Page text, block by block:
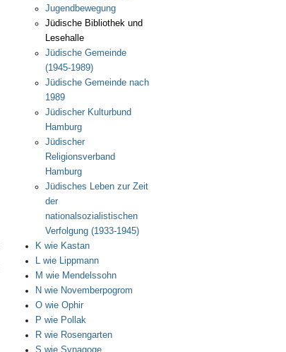
Jugendbewegung
Jüdische Bibliothek und
Lesehalle
Jüdische Gemeinde
(1945-1989)
Jüdische Gemeinde nach
1989
Jüdischer Kulturbund
Hamburg
Jüdischer
Religionsverband
Hamburg
Jüdisches Leben zur Zeit
der
nationalsozialistischen
Verfolgung (1933-1945)
K wie Kastan
L wie Lippmann
M wie Mendelssohn
N wie Novemberpogrom
O wie Ophir
P wie Pollak
R wie Rosengarten
S wie Synagoge